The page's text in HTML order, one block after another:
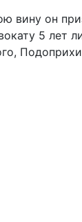
вину он
5 лет